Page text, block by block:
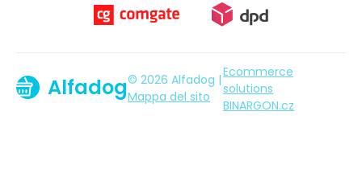
Alfadog© 2026 Alfadog |
Mappa del sito
Ecommerce
solutions
BINARGON.cz